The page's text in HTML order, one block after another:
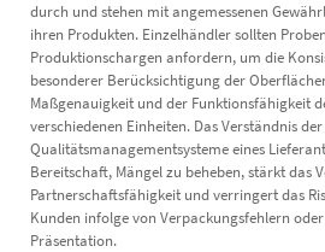
durch und stehen mit angemessenen
ihren Produkten. Einzelhändler sollten
Produktionschargen anfordern, um die
besonderer Berücksichtigung der
Maßgenauigkeit und der Funktionsfähigkeit
verschiedenen Einheiten. Das Verständnis der
Qualitätsmanagementsysteme eines
Bereitschaft, Mängel zu beheben, stärkt das
Partnerschaftsfähigkeit und verringert das
Kunden infolge von Verpackungsfehlern
Präsentation.